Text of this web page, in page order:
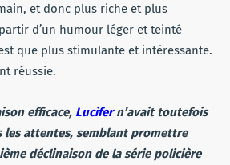
et donc plus riche et plus
d’un humour léger et teinté
que plus stimulante et intéressante.
réussie.
efficace, Lucifern’avait toutefois
les attentes, semblant promettre
déclinaison de la série policière